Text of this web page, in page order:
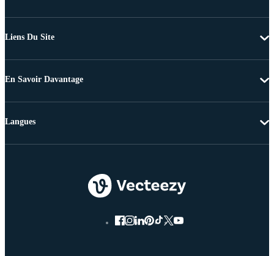
Liens Du Site
En Savoir Davantage
Langues